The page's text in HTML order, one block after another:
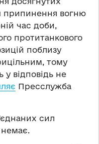
припинення вогню
час доби,
протитанкового
поблизу
тому
у відповідь не
Пресслужба
сил